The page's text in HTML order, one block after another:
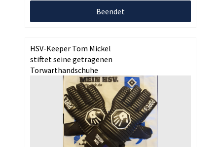
Beendet
HSV-Keeper Tom Mickel
stiftet seine getragenen
Torwarthandschuhe